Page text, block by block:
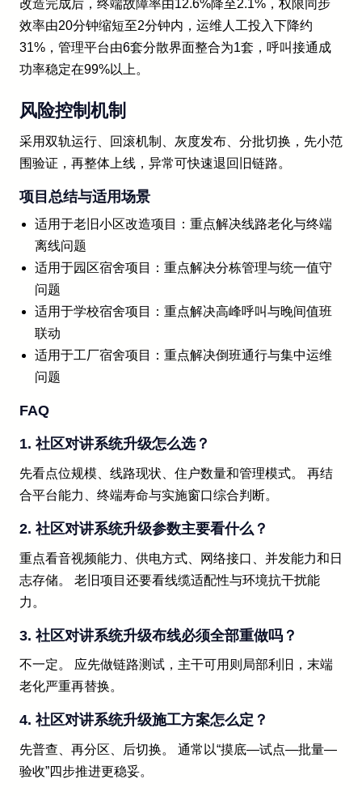
改造完成后，终端故障率由12.6%降至2.1%，权限同步
效率由20分钟缩短至2分钟内，运维人工投入下降约
31%，管理平台由6套分散界面整合为1套，呼叫接通成
功率稳定在99%以上。
风险控制机制
采用双轨运行、回滚机制、灰度发布、分批切换，先小范
围验证，再整体上线，异常可快速退回旧链路。
项目总结与适用场景
适用于老旧小区改造项目：重点解决线路老化与终端
离线问题
适用于园区宿舍项目：重点解决分栋管理与统一值守
问题
适用于学校宿舍项目：重点解决高峰呼叫与晚间值班
联动
适用于工厂宿舍项目：重点解决倒班通行与集中运维
问题
FAQ
1. 社区对讲系统升级怎么选？
先看点位规模、线路现状、住户数量和管理模式。 再结
合平台能力、终端寿命与实施窗口综合判断。
2. 社区对讲系统升级参数主要看什么？
重点看音视频能力、供电方式、网络接口、并发能力和日
志存储。 老旧项目还要看线缆适配性与环境抗干扰能
力。
3. 社区对讲系统升级布线必须全部重做吗？
不一定。 应先做链路测试，主干可用则局部利旧，末端
老化严重再替换。
4. 社区对讲系统升级施工方案怎么定？
先普查、再分区、后切换。 通常以“摸底—试点—批量—
验收”四步推进更稳妥。